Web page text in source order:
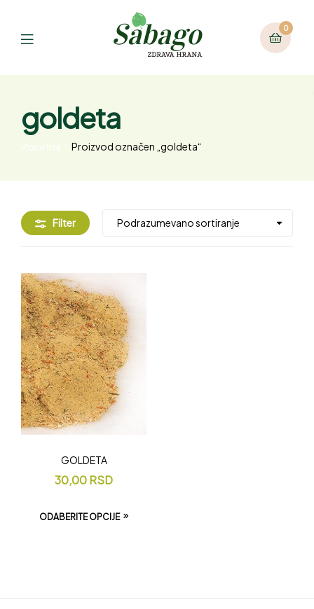
0
goldeta
Proizvod označen „goldeta“
Filter
GOLDETA
30,00RSD
ODABERITE OPCIJE